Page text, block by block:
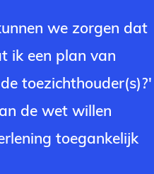
we zorgen dat
ik een plan van
toezichthouder(s)?'
de wet willen
toegankelijk